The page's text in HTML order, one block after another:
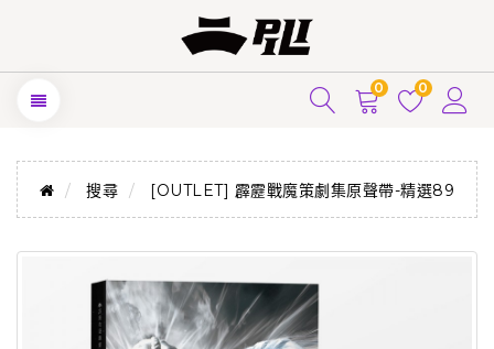
0 0
搜尋 [OUTLET] 霹靂戰魔策劇集原聲帶-精選89